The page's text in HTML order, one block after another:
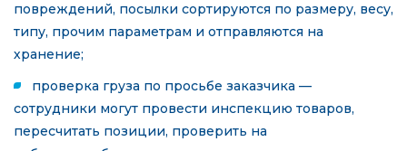
повреждений, посылки сортируются по размеру, весу,
типу, прочим параметрам и отправляются на
хранение;
проверка груза по просьбе заказчика —
сотрудники могут провести инспекцию товаров,
пересчитать позиции, проверить на